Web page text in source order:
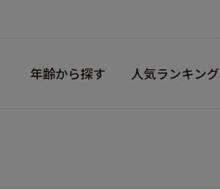
年齢から探す 人気ランキング